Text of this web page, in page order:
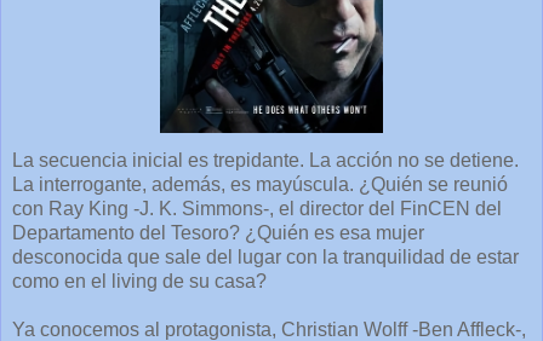
La secuencia inicial es trepidante. La acción no se detiene.
La interrogante, además, es mayúscula. ¿Quién se reunió
con Ray King -J. K. Simmons-, el director del FinCEN del
Departamento del Tesoro? ¿Quién es esa mujer
desconocida que sale del lugar con la tranquilidad de estar
como en el living de su casa?
Ya conocemos al protagonista, Christian Wolff -Ben Affleck-,